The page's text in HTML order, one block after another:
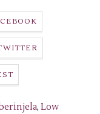
, Low